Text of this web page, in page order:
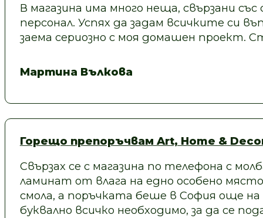
В магазина има много неща, свързани
персонал. Успях да задам всичките си
заема сериозно с моя домашен
Мартина Вълкова
Горещо препоръчвам Art, Home &
Свързах се с магазина по телефона с
ламинат от влага на едно особено
смола, а поръчката беше в София още
буквално всичко необходимо, за да се